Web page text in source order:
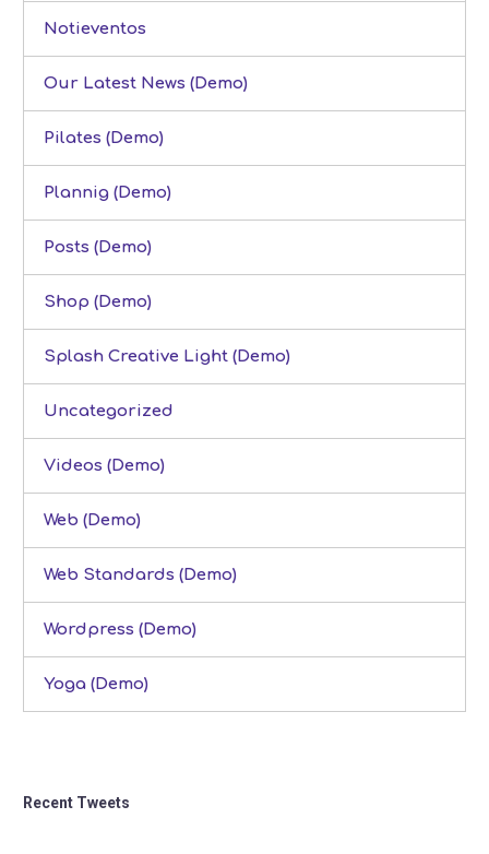
Notieventos
Our Latest News (Demo)
Pilates (Demo)
Plannig (Demo)
Posts (Demo)
Shop (Demo)
Splash Creative Light (Demo)
Uncategorized
Videos (Demo)
Web (Demo)
Web Standards (Demo)
Wordpress (Demo)
Yoga (Demo)
Recent Tweets